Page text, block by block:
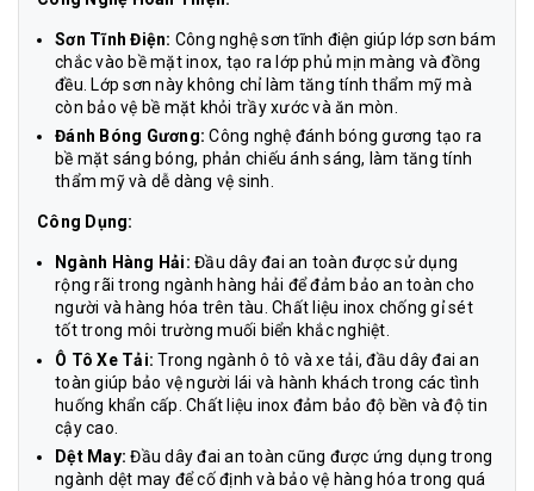
Sơn Tĩnh Điện: Công nghệ sơn tĩnh điện giúp lớp sơn bám
chắc vào bề mặt inox, tạo ra lớp phủ mịn màng và đồng
đều. Lớp sơn này không chỉ làm tăng tính thẩm mỹ mà
còn bảo vệ bề mặt khỏi trầy xước và ăn mòn.
Đánh Bóng Gương: Công nghệ đánh bóng gương tạo ra
bề mặt sáng bóng, phản chiếu ánh sáng, làm tăng tính
thẩm mỹ và dễ dàng vệ sinh.
Công Dụng:
Ngành Hàng Hải: Đầu dây đai an toàn được sử dụng
rộng rãi trong ngành hàng hải để đảm bảo an toàn cho
người và hàng hóa trên tàu. Chất liệu inox chống gỉ sét
tốt trong môi trường muối biển khắc nghiệt.
Ô Tô Xe Tải: Trong ngành ô tô và xe tải, đầu dây đai an
toàn giúp bảo vệ người lái và hành khách trong các tình
huống khẩn cấp. Chất liệu inox đảm bảo độ bền và độ tin
cậy cao.
Dệt May: Đầu dây đai an toàn cũng được ứng dụng trong
ngành dệt may để cố định và bảo vệ hàng hóa trong quá